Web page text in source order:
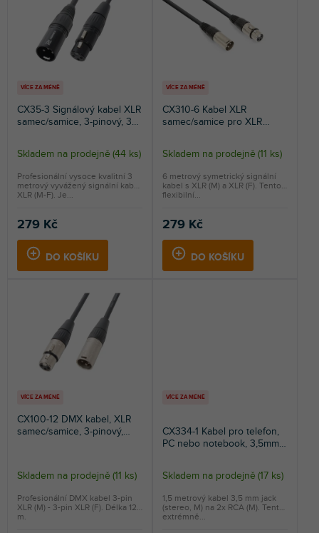
NEJPRODÁVANĚJŠÍ
ABECEDNĚ
VÍCE ZA MÉNĚ
CX35-3 Signálový kabel XLR
samec/samice, 3-pinový, 3m,
Průměrné
hodnocení
produktu
5,0
hvězdiček.
Skladem na prodejně (44 ks)
279 Kč
DO KOŠÍKU
Profesionální vysoce kvalitní 3
metrový vyvážený signální kabel
XLR (M-F). Je...
VÍCE ZA MÉNĚ
CX310-6 Kabel XLR
samec/samice pro XLR
Průměrné
hodnocení
produktu
4,5
hvězdiček.
Skladem na prodejně (11 ks)
279 Kč
DO KOŠÍKU
6 metrový symetrický signální
kabel s XLR (M) a XLR (F). Tento
flexibilní...
VÍCE ZA MÉNĚ
CX100-12 DMX kabel, XLR
samec/samice, 3-pinový,
Skladem na prodejně (11 ks)
Profesionální DMX kabel 3-pin
XLR (M) - 3-pin XLR (F). Délka 12
m.
VÍCE ZA MÉNĚ
CX334-1 Kabel pro telefon,
PC nebo notebook, 3,5mm
Průměrné
hodnocení
produktu
Skladem na prodejně (17 ks)
1,5 metrový kabel 3,5 mm jack
(stereo, M) na 2x RCA (M). Tento
extrémně...